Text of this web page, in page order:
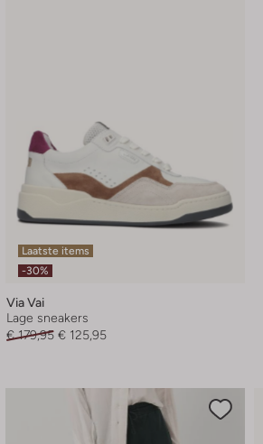
Laatste items
-30%
Via Vai
Lage sneakers
€ 179,95 € 125,95